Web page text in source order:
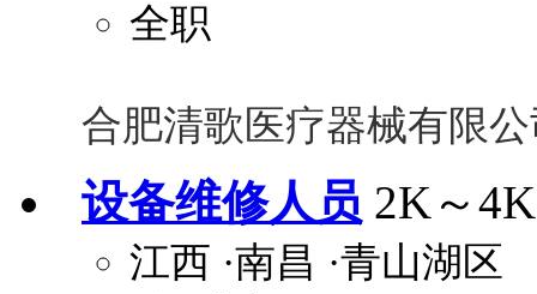
全职
合肥清歌医疗器械有限
设备维修人员 2K～4K
江西 ·南昌 ·青山湖区